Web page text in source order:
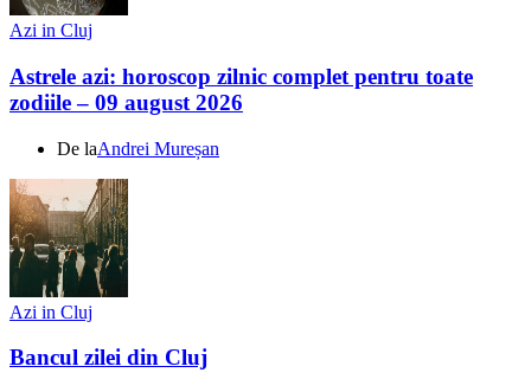
Azi in Cluj
Astrele azi: horoscop zilnic complet pentru toate
zodiile – 09 august 2026
De laAndrei Mureșan
Azi in Cluj
Bancul zilei din Cluj